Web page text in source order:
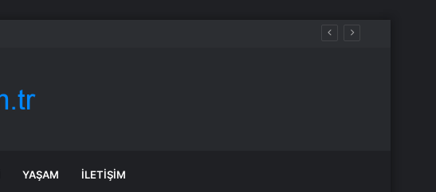
YAŞAM İLETIŞIM